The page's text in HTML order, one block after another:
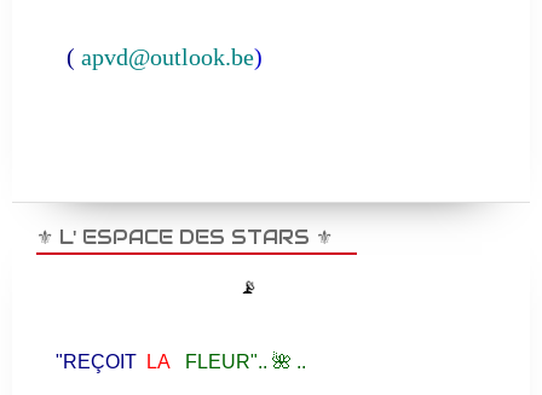
( apvd@outlook.be)
⚜️ L' ESPACE DES STARS ⚜️
📡
"REÇOIT LA FLEUR".. 🌺 ..